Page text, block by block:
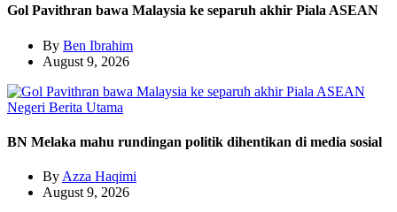
Gol Pavithran bawa Malaysia ke separuh akhir Piala ASEAN
By Ben Ibrahim
August 9, 2026
Negeri Berita Utama
BN Melaka mahu rundingan politik dihentikan di media sosial
By Azza Haqimi
August 9, 2026